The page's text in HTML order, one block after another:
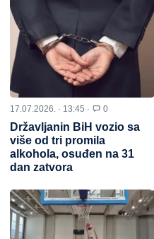
17.07.2026. · 13:45 · 0
Državljanin BiH vozio sa
više od tri promila
alkohola, osuđen na 31
dan zatvora